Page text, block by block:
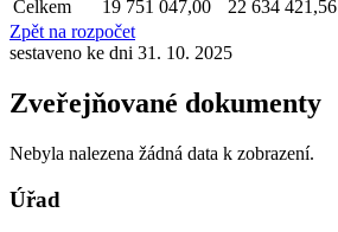
Celkem
19 751 047,00 22 634 421,56
Zpět na rozpočet
sestaveno ke dni 31. 10. 2025
Zveřejňované dokumenty
Nebyla nalezena žádná data k zobrazení.
Úřad